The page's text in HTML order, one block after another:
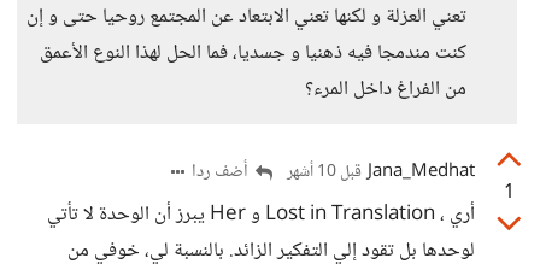
تعني العزلة و لكنها تعني الابتعاد عن المجتمع روحيا حتى و إن
كنت مندمجا فيه ذهنيا و جسديا، فما الحل لهذا النوع الأعمق
من الفراغ داخل المرء؟
1
Jana_Medhat قبل 10 أشهر أضف ردا
أري ، Lost in Translation و Her يبرز أن الوحدة لا تأتي
لوحدها بل تقود إلي التفكير الزائد. بالنسبة لي، خوفي من